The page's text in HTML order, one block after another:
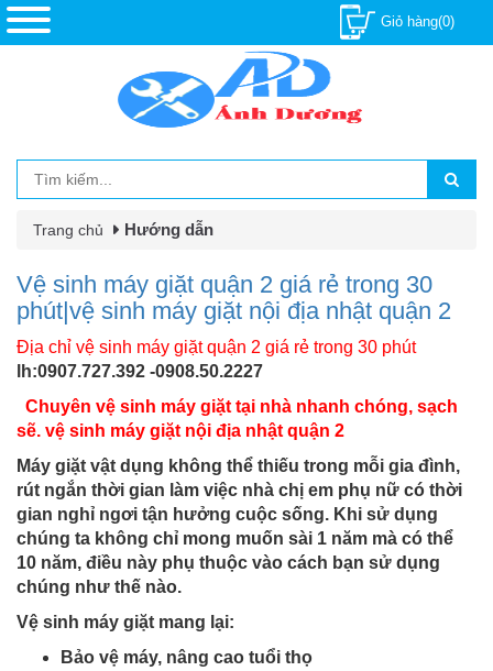
Giỏ hàng(0)
Trang chủ Hướng dẫn
Vệ sinh máy giặt quận 2 giá rẻ trong 30
phút|vệ sinh máy giặt nội địa nhật quận 2
Địa chỉ vệ sinh máy giặt quận 2 giá rẻ trong 30 phút
lh:0907.727.392 -0908.50.2227
Chuyên vệ sinh máy giặt tại nhà nhanh chóng, sạch
sẽ. vệ sinh máy giặt nội địa nhật quận 2
Máy giặt vật dụng không thể thiếu trong mỗi gia đình,
rút ngắn thời gian làm việc nhà chị em phụ nữ có thời
gian nghỉ ngơi tận hưởng cuộc sống. Khi sử dụng
chúng ta không chỉ mong muốn sài 1 năm mà có thể
10 năm, điều này phụ thuộc vào cách bạn sử dụng
chúng như thế nào.
Vệ sinh máy giặt mang lại:
Bảo vệ máy, nâng cao tuổi thọ